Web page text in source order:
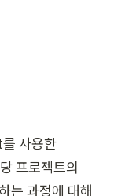
사용한
프로젝트의
과정에 대해